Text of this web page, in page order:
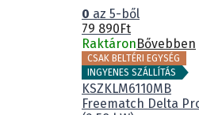
0 az 5-ből
79 890 Ft
Raktáron Bővebben
CSAK BELTÉRI EGYSÉG
INGYENES SZÁLLÍTÁS